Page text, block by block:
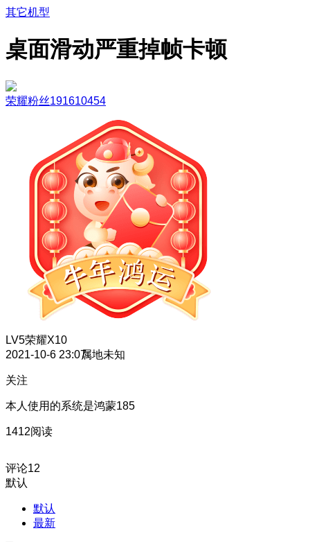
其它机型
桌面滑动严重掉帧卡顿
荣耀粉丝191610454
LV5荣耀X10
2021-10-6 23:07属地未知
关注
本人使用的系统是鸿蒙185
1412阅读
评论12
默认
默认
最新